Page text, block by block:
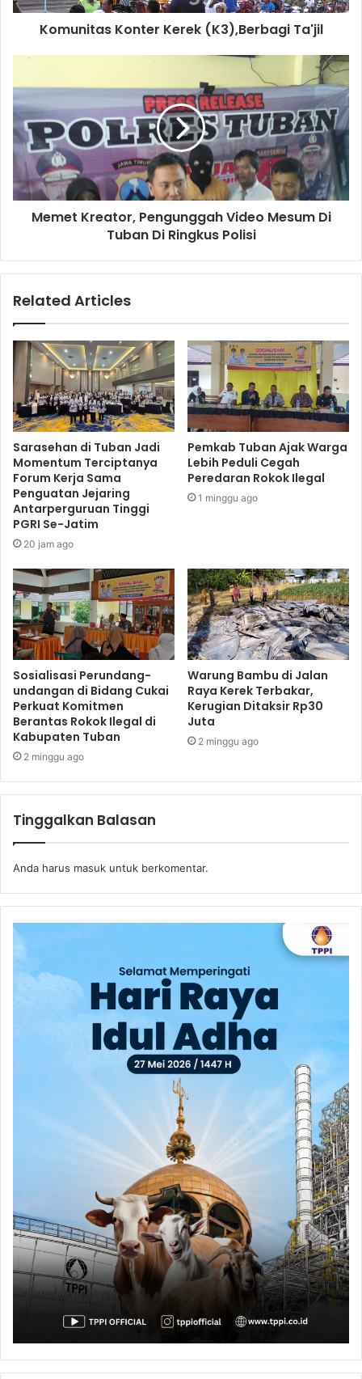
d
s
Komunitas Konter Kerek (K3),Berbagi Ta'jil
Memet Kreator, Pengunggah Video Mesum Di
Tuban Di Ringkus Polisi
Related Articles
Sarasehan di Tuban Jadi
Momentum Terciptanya
Forum Kerja Sama
Penguatan Jejaring
Antarperguruan Tinggi
PGRI Se-Jatim
20 jam ago
Pemkab Tuban Ajak Warga
Lebih Peduli Cegah
Peredaran Rokok Ilegal
1 minggu ago
Sosialisasi Perundang-
undangan di Bidang Cukai
Perkuat Komitmen
Berantas Rokok Ilegal di
Kabupaten Tuban
2 minggu ago
Warung Bambu di Jalan
Raya Kerek Terbakar,
Kerugian Ditaksir Rp30
Juta
2 minggu ago
Tinggalkan Balasan
Anda harus masuk untuk berkomentar.